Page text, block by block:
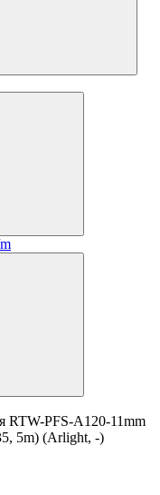
RTW-PFS-A120-11mm
5m) (Arlight, -)